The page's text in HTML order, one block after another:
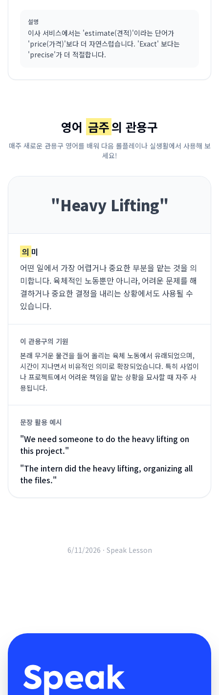
설명
이사 서비스에서는 'estimate(견적)'이라는 단어가
'price(가격)'보다 더 자연스럽습니다. 'Exact' 보다는
'precise'가 더 적절합니다.
영어 금주의 관용구
매주 새로운 관용구 영어를 배워 다음 롤플레이나 실생활에서 사용해 보
세요!
"Heavy Lifting"
의 미
어떤 일에서 가장 어렵거나 중요한 부분을 맡는 것을 의
미합니다. 육체적인 노동뿐만 아니라, 어려운 문제를 해
결하거나 중요한 결정을 내리는 상황에서도 사용될 수
있습니다.
이 관용구의 기원
본래 무거운 물건을 들어 올리는 육체 노동에서 유래되었으며,
시간이 지나면서 비유적인 의미로 확장되었습니다. 특히 사업이
나 프로젝트에서 어려운 책임을 맡는 상황을 묘사할 때 자주 사
용됩니다.
문장 활용 예시
"We need someone to do the heavy lifting on
this project."
"The intern did the heavy lifting, organizing all
the files."
6/11/2026 · Speak Lesson